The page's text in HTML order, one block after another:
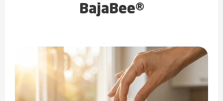
BajaBee®